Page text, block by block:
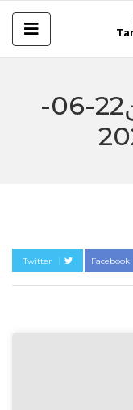
النشرة الاسبوعية من22-06-
Twitter Facebook